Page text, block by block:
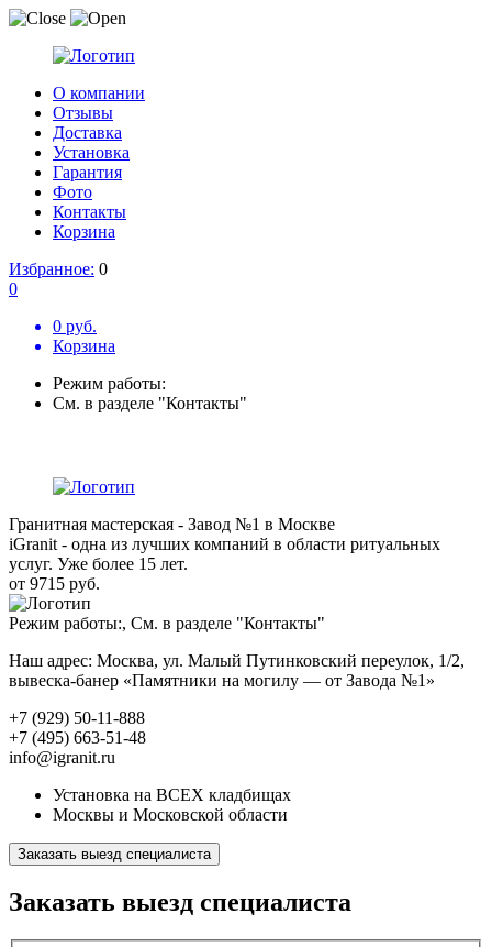
О компании
Отзывы
Доставка
Установка
Гарантия
Фото
Контакты
Корзина
Избранное: 0
0
0 руб.
Корзина
Режим работы:
См. в разделе "Контакты"
Гранитная мастерская - Завод №1 в Москве
iGranit - одна из лучших компаний в области ритуальных
услуг. Уже более 15 лет.
от 9715 руб.
Режим работы:, См. в разделе "Контакты"
Наш адрес: Москва, ул. Малый Путинковский переулок, 1/2,
вывеска-банер «Памятники на могилу — от Завода №1»
+7 (929) 50-11-888
+7 (495) 663-51-48
info@igranit.ru
Установка на ВСЕХ кладбищах
Москвы и Московской области
Заказать выезд специалиста
Заказать выезд специалиста